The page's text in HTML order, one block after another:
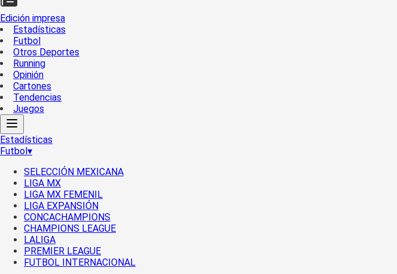
Edición impresa
Estadísticas
Futbol
Otros Deportes
Running
Opinión
Cartones
Tendencias
Juegos
Estadísticas
Futbol▾
SELECCIÓN MEXICANA
LIGA MX
LIGA MX FEMENIL
LIGA EXPANSIÓN
CONCACHAMPIONS
CHAMPIONS LEAGUE
LALIGA
PREMIER LEAGUE
FUTBOL INTERNACIONAL